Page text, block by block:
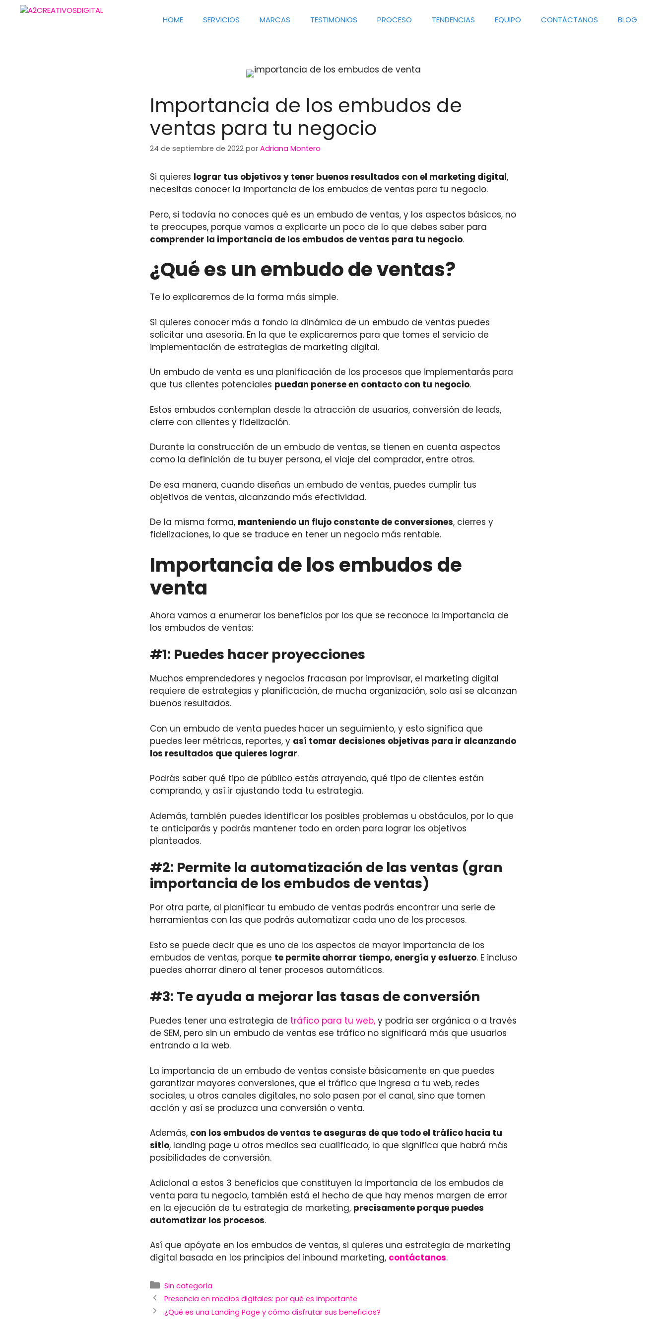
Saltar
HOME SERVICIOS MARCAS TESTIMONIOS PROCESO TENDENCIAS EQUIPO CONTÁCTANOS BLOG
Importancia de los embudos de
ventas para tu negocio
24 de septiembre de 2022 por Adriana Montero
Si quieres lograr tus objetivos y tener buenos resultados con el marketing digital,
necesitas conocer la importancia de los embudos de ventas para tu negocio.
Pero, si todavía no conoces qué es un embudo de ventas, y los aspectos básicos, no
te preocupes, porque vamos a explicarte un poco de lo que debes saber para
comprender la importancia de los embudos de ventas para tu negocio.
¿Qué es un embudo de ventas?
Te lo explicaremos de la forma más simple.
Si quieres conocer más a fondo la dinámica de un embudo de ventas puedes
solicitar una asesoría. En la que te explicaremos para que tomes el servicio de
implementación de estrategias de marketing digital.
Un embudo de venta es una planificación de los procesos que implementarás para
que tus clientes potenciales puedan ponerse en contacto con tu negocio.
Estos embudos contemplan desde la atracción de usuarios, conversión de leads,
cierre con clientes y fidelización.
Durante la construcción de un embudo de ventas, se tienen en cuenta aspectos
como la definición de tu buyer persona, el viaje del comprador, entre otros.
De esa manera, cuando diseñas un embudo de ventas, puedes cumplir tus
objetivos de ventas, alcanzando más efectividad.
De la misma forma, manteniendo un flujo constante de conversiones, cierres y
fidelizaciones, lo que se traduce en tener un negocio más rentable.
Importancia de los embudos de
venta
Ahora vamos a enumerar los beneficios por los que se reconoce la importancia de
los embudos de ventas:
#1: Puedes hacer proyecciones
Muchos emprendedores y negocios fracasan por improvisar, el marketing digital
requiere de estrategias y planificación, de mucha organización, solo así se alcanzan
buenos resultados.
Con un embudo de venta puedes hacer un seguimiento, y esto significa que
puedes leer métricas, reportes, y así tomar decisiones objetivas para ir alcanzando
los resultados que quieres lograr.
Podrás saber qué tipo de público estás atrayendo, qué tipo de clientes están
comprando, y así ir ajustando toda tu estrategia.
Además, también puedes identificar los posibles problemas u obstáculos, por lo que
te anticiparás y podrás mantener todo en orden para lograr los objetivos
planteados.
#2: Permite la automatización de las ventas (gran
importancia de los embudos de ventas)
Por otra parte, al planificar tu embudo de ventas podrás encontrar una serie de
herramientas con las que podrás automatizar cada uno de los procesos.
Esto se puede decir que es uno de los aspectos de mayor importancia de los
embudos de ventas, porque te permite ahorrar tiempo, energía y esfuerzo. E incluso
puedes ahorrar dinero al tener procesos automáticos.
#3: Te ayuda a mejorar las tasas de conversión
Puedes tener una estrategia de tráfico para tu web, y podría ser orgánica o a través
de SEM, pero sin un embudo de ventas ese tráfico no significará más que usuarios
entrando a la web.
La importancia de un embudo de ventas consiste básicamente en que puedes
garantizar mayores conversiones, que el tráfico que ingresa a tu web, redes
sociales, u otros canales digitales, no solo pasen por el canal, sino que tomen
acción y así se produzca una conversión o venta.
Además, con los embudos de ventas te aseguras de que todo el tráfico hacia tu
sitio, landing page u otros medios sea cualificado, lo que significa que habrá más
posibilidades de conversión.
Adicional a estos 3 beneficios que constituyen la importancia de los embudos de
venta para tu negocio, también está el hecho de que hay menos margen de error
en la ejecución de tu estrategia de marketing, precisamente porque puedes
automatizar los procesos.
Así que apóyate en los embudos de ventas, si quieres una estrategia de marketing
digital basada en los principios del inbound marketing, contáctanos.
Categorías
Sin categoría
Navegación
de
entradas
Presencia en medios digitales: por qué es importante
¿Qué es una Landing Page y cómo disfrutar sus beneficios?